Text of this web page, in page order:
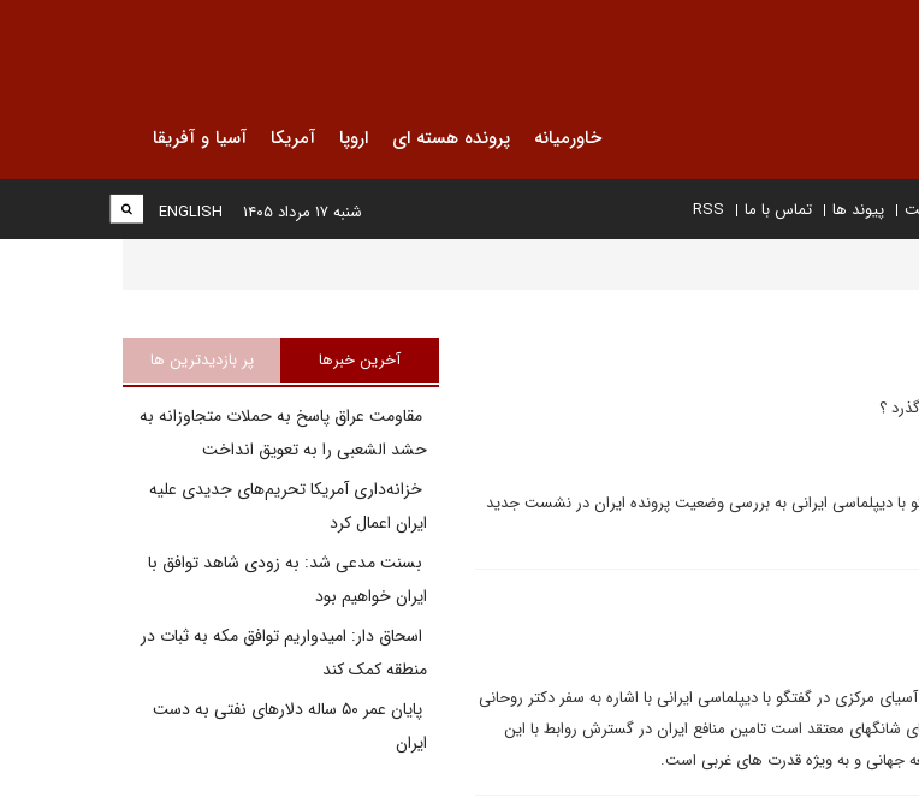
خاورمیانه پرونده هسته ای اروپا آمریکا آسیا و آفریقا
پیوند ها تماس با ما RSS
ENGLISH شنبه ۱۷ مرداد ۱۴۰۵
؟
با دیپلماسی ایرانی به بررسی وضعیت پرونده ایران در نشست جدید
مرکزی در گفتگو با دیپلماسی ایرانی با اشاره به سفر دکتر روحانی
معتقد است تامین منافع ایران در گسترش روابط با این
جهانی و به ویژه قدرت های غربی است.
آخرین خبرها پر بازدیدترین ها
مقاومت عراق پاسخ به حملات متجاوزانه به
حشد الشعبی را به تعویق انداخت
خزانه‌داری آمریکا تحریم‌های جدیدی علیه
ایران اعمال کرد
بسنت مدعی شد: به زودی شاهد توافق با
ایران خواهیم بود
اسحاق دار: امیدواریم توافق مکه به ثبات در
منطقه کمک کند
پایان عمر ۵۰ ساله دلارهای نفتی به دست
ایران